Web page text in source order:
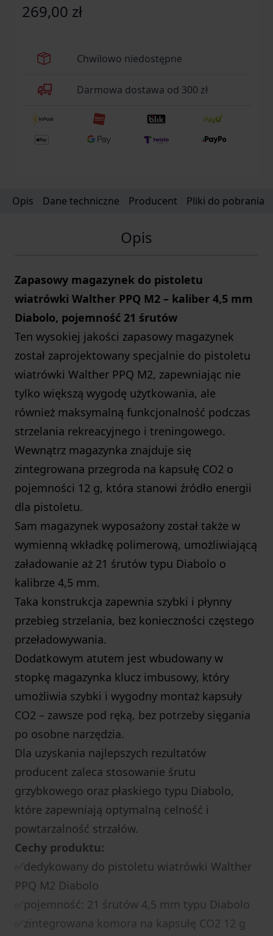
269,00 zł
Chwilowo niedostępne
Darmowa dostawa od 300 zł
Opis Dane techniczne Producent Pliki do pobrania
Opis
Zapasowy magazynek do pistoletu
wiatrówki Walther PPQ M2 – kaliber 4,5 mm
Diabolo, pojemność 21 śrutów
Ten wysokiej jakości zapasowy magazynek
został zaprojektowany specjalnie do pistoletu
wiatrówki Walther PPQ M2, zapewniając nie
tylko większą wygodę użytkowania, ale
również maksymalną funkcjonalność podczas
strzelania rekreacyjnego i treningowego.
Wewnątrz magazynka znajduje się
zintegrowana przegroda na kapsułę CO2 o
pojemności 12 g, która stanowi źródło energii
dla pistoletu.
Sam magazynek wyposażony został także w
wymienną wkładkę polimerową, umożliwiającą
załadowanie aż 21 śrutów typu Diabolo o
kalibrze 4,5 mm.
Taka konstrukcja zapewnia szybki i płynny
przebieg strzelania, bez konieczności częstego
przeładowywania.
Dodatkowym atutem jest wbudowany w
stopkę magazynka klucz imbusowy, który
umożliwia szybki i wygodny montaż kapsuły
CO2 – zawsze pod ręką, bez potrzeby sięgania
po osobne narzędzia.
Dla uzyskania najlepszych rezultatów
producent zaleca stosowanie śrutu
grzybkowego oraz płaskiego typu Diabolo,
które zapewniają optymalną celność i
powtarzalność strzałów.
Cechy produktu:
✅dedykowany do pistoletu wiatrówki Walther
PPQ M2 Diabolo
✅pojemność: 21 śrutów 4,5 mm typu Diabolo
✅zintegrowana komora na kapsułę CO2 12 g